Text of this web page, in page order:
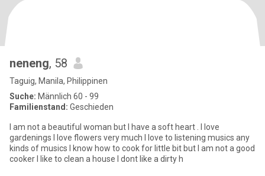
neneng, 58
Taguig, Manila, Philippinen
Suche: Männlich 60 - 99
Familienstand: Geschieden
I am not a beautiful woman but I have a soft heart . I love
gardenings I love flowers very much I love to listening musics any
kinds of musics I know how to cook for little bit but I am not a good
cooker I like to clean a house I dont like a dirty h